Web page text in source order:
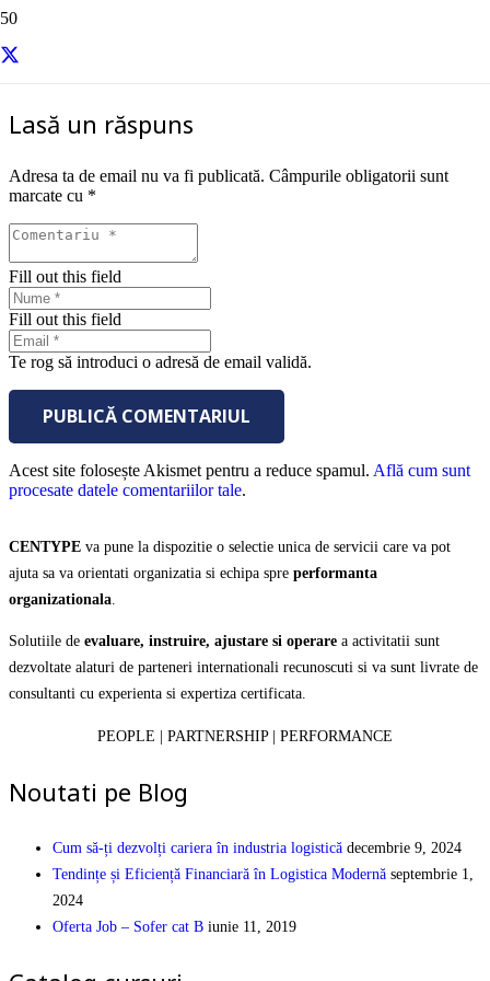
Lasă un răspuns
Adresa ta de email nu va fi publicată. Câmpurile obligatorii sunt
marcate cu *
Fill out this field
Fill out this field
Te rog să introduci o adresă de email validă.
PUBLICĂ COMENTARIUL
Acest site folosește Akismet pentru a reduce spamul. Află cum sunt
procesate datele comentariilor tale.
CENTYPE va pune la dispozitie o selectie unica de servicii care va pot
ajuta sa va orientati organizatia si echipa spre performanta
organizationala
Solutiile de evaluare, instruire, ajustare si operare a activitatii sunt
dezvoltate alaturi de parteneri internationali recunoscuti si va sunt livrate de
consultanti cu experienta si expertiza certificata.
PEOPLE | PARTNERSHIP | PERFORMANCE
Noutati pe Blog
Cum să-ți dezvolți cariera în industria logistică decembrie 9, 2024
Tendințe și Eficiență Financiară în Logistica Modernă septembrie 1,
2024
Oferta Job – Sofer cat B iunie 11, 2019